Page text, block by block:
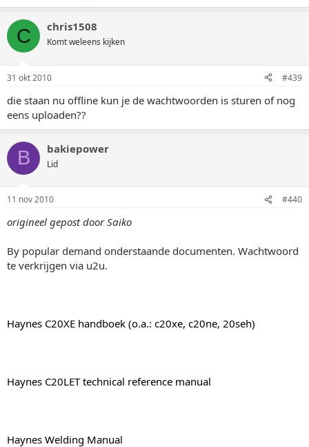
C chris1508
Komt weleens kijken
31 okt 2010 #439
die staan nu offline kun je de wachtwoorden is sturen of nog
eens uploaden??
B bakiepower
Lid
11 nov 2010 #440
origineel gepost door Saiko
By popular demand onderstaande documenten. Wachtwoord
te verkrijgen via u2u.
Haynes C20XE handboek (o.a.: c20xe, c20ne, 20seh)
Haynes C20LET technical reference manual
Haynes Welding Manual